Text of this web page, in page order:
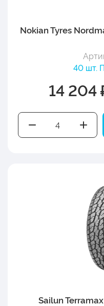
Nokian Tyres
40 шт.
14 204
Sailun